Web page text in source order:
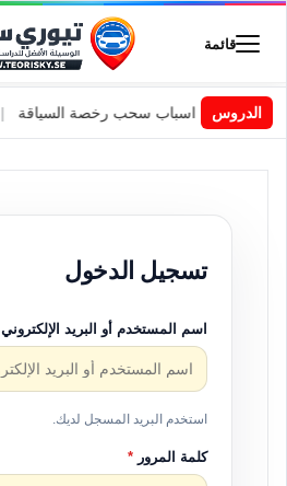
قائمة
الدروس
| اسباب سحب رخصة السياقة
تسجيل الدخول
اسم المستخدم أو البريد الإلكتروني
استخدم البريد المسجل لديك.
كلمة المرور *